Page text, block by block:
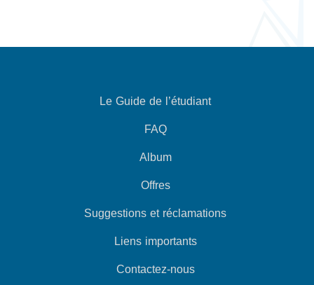
Le Guide de l’étudiant
FAQ
Album
Offres
Suggestions et réclamations
Liens importants
Contactez-nous